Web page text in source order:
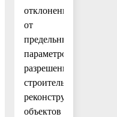
отклонение
от
предельных
параметров
разрешенного
строительства,
реконструкции
объектов